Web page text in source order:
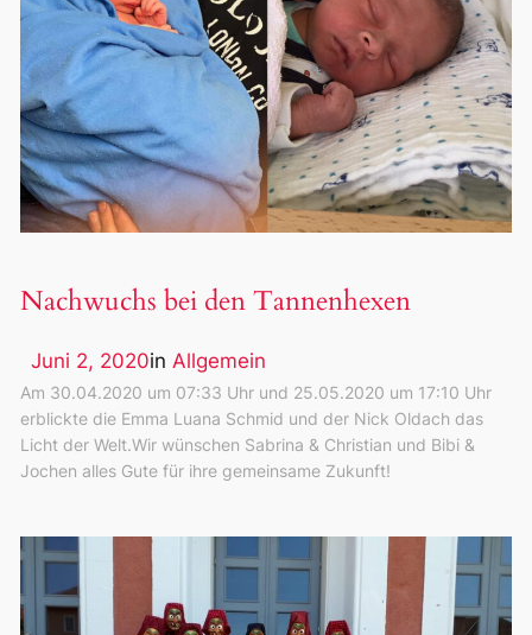
Nachwuchs bei den Tannenhexen
Juni 2, 2020in Allgemein
Am 30.04.2020 um 07:33 Uhr und 25.05.2020 um 17:10 Uhr
erblickte die Emma Luana Schmid und der Nick Oldach das
Licht der Welt.Wir wünschen Sabrina & Christian und Bibi &
Jochen alles Gute für ihre gemeinsame Zukunft!